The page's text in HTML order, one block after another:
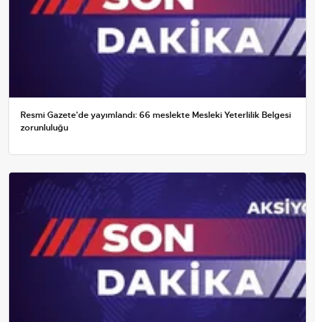
Resmi Gazete'de yayımlandı: 66 meslekte Mesleki Yeterlilik Belgesi
zorunluluğu